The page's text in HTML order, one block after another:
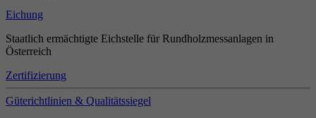
Eichung
Staatlich ermächtigte Eichstelle für Rundholzmessanlagen in
Österreich
Zertifizierung
Güterichtlinien & Qualitätssiegel